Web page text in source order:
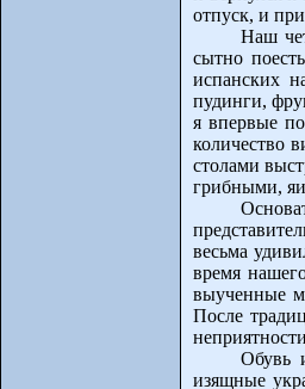
отпуск, и
Наш
сытно
испанских
пудинги,
я впервые
количество
столами
грибными,
весьма
время
выученные
После
Обувь
изящные